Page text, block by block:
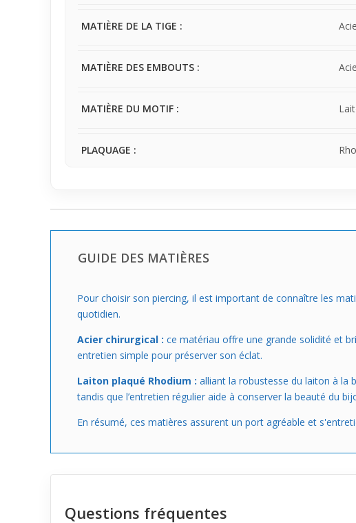
MATIÈRE DE LA TIGE :
MATIÈRE DES EMBOUTS :
MATIÈRE DU MOTIF :
PLAQUAGE :
GUIDE DES MATIÈRES
Pour choisir son piercing, il est important de connaître les
quotidien.
Acier chirurgical : ce matériau offre une grande solidité et
entretien simple pour préserver son éclat.
Laiton plaqué Rhodium : alliant la robustesse du laiton à la
tandis que l’entretien régulier aide à conserver la beauté du
En résumé, ces matières assurent un port agréable et
Questions fréquentes